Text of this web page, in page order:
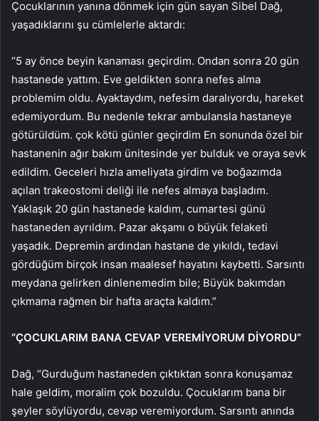
Çocuklarının yanına dönmek için gün sayan Sibel Dağ,
yaşadıklarını şu cümlelerle aktardı:
“5 ay önce beyin kanaması geçirdim. Ondan sonra 20 gün
hastanede yattım. Eve geldikten sonra nefes alma
problemim oldu. Ayaktaydım, nefesim daralıyordu, hareket
edemiyordum. Bu nedenle tekrar ambulansla hastaneye
götürüldüm. çok kötü günler geçirdim En sonunda özel bir
hastanenin ağır bakım ünitesinde yer bulduk ve oraya sevk
edildim. Geceleri hızla ameliyata girdim ve boğazımda
açılan trakeostomi deliği ile nefes almaya başladım.
Yaklaşık 20 gün hastanede kaldım, cumartesi günü
hastaneden ayrıldım. Pazar akşamı o büyük felaketi
yaşadık. Depremin ardından hastane de yıkıldı, tedavi
gördüğüm birçok insan maalesef hayatını kaybetti. Sarsıntı
meydana gelirken dinlenemedim bile; Büyük bakımdan
çıkmama rağmen bir hafta araçta kaldım.”
“ÇOCUKLARIM BANA CEVAP VEREMİYORUM DİYORDU”
Dağ, “Gurduğum hastaneden çıktıktan sonra konuşamaz
hale geldim, moralim çok bozuldu. Çocuklarım bana bir
şeyler söylüyordu, cevap veremiyordum. Sarsıntı anında